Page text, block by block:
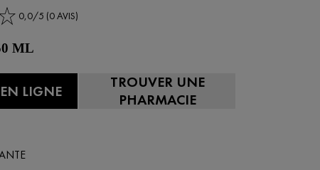
0,0/5 (0 AVIS)
ML
LIGNE
TROUVER UNE
PHARMACIE